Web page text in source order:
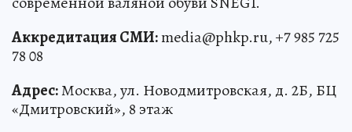
Аккредитация СМИ:media@phkp.ru, +7 985 725
78 08
Адрес:Москва, ул. Новодмитровская, д. 2Б, БЦ
«Дмитровский», 8 этаж